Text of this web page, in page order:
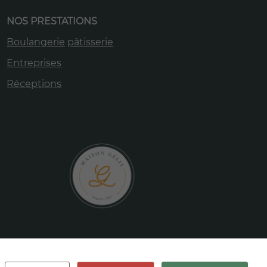
NOS PRESTATIONS
Boulangerie pâtisserie
Entreprises
Réceptions